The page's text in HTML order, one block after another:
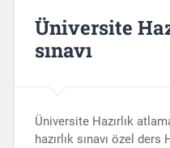
Üniversite
sınavı
Üniversite Hazırlık
hazırlık sınavı özel